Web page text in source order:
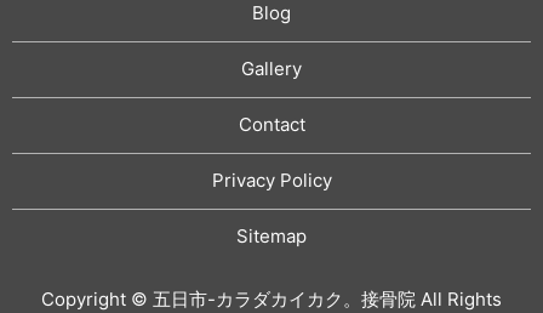
Blog
Gallery
Contact
Privacy Policy
Sitemap
Copyright © 五日市-カラダカイカク。接骨院 All Rights